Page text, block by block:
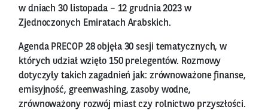
w dniach 30 listopada – 12 grudnia 2023 w
Zjednoczonych Emiratach Arabskich.
Agenda PRECOP 28 objęła 30 sesji tematycznych, w
których udział wzięło 150 prelegentów. Rozmowy
dotyczyły takich zagadnień jak: zrównoważone finanse,
emisyjność, greenwashing, zasoby wodne,
zrównoważony rozwój miast czy rolnictwo przyszłości.